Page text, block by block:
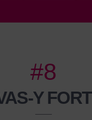
#8
Y FORT